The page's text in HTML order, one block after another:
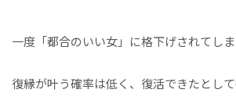
一度「都合のいい女」に格下げされてしま
復縁が叶う確率は低く、復活できたとして